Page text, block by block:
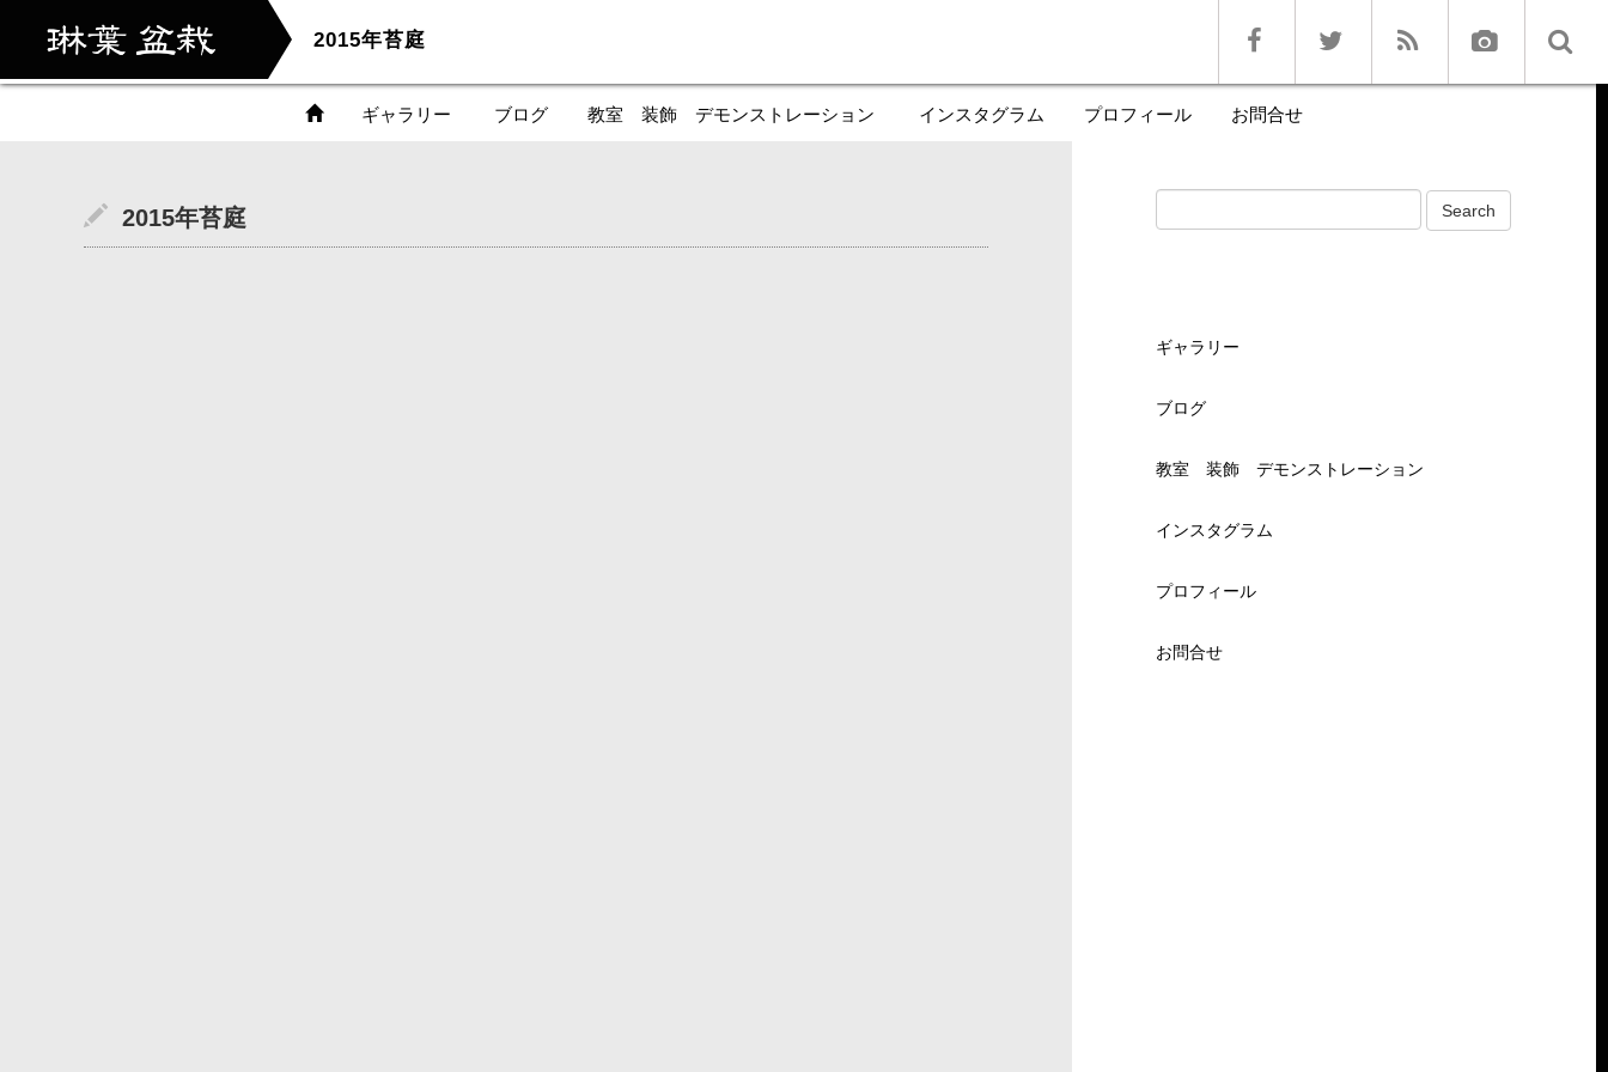
2015年苔庭
ギャラリー ブログ 教室 装飾 デモンストレーション インスタグラム プロフィール お問合せ
2015年苔庭
ギャラリー
ブログ
教室 装飾 デモンストレーション
インスタグラム
プロフィール
お問合せ